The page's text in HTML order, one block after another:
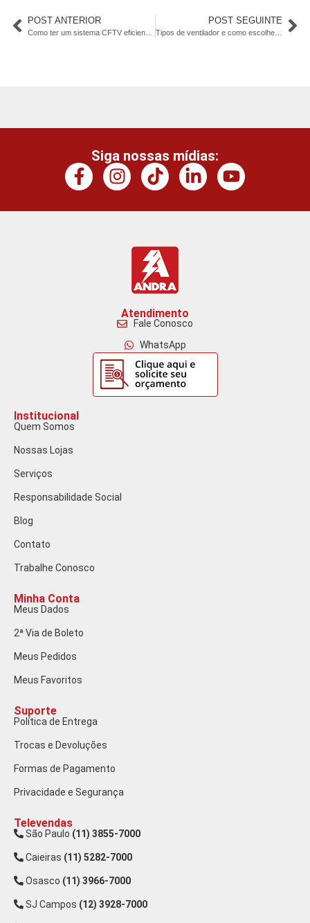
POST ANTERIOR POST SEGUINTE
Tipos de ventilador e como escolher o ideal para o seu ambiente
Siga nossas mídias:
Atendimento
Fale Conosco
WhatsApp
Institucional
Quem Somos
Nossas Lojas
Serviços
Responsabilidade Social
Blog
Contato
Trabalhe Conosco
Minha Conta
Meus Dados
2ª Via de Boleto
Meus Pedidos
Meus Favoritos
Suporte
Política de Entrega
Trocas e Devoluções
Formas de Pagamento
Privacidade e Segurança
Televendas
São Paulo (11) 3855-7000
Caieiras (11) 5282-7000
Osasco (11) 3966-7000
SJ Campos (12) 3928-7000